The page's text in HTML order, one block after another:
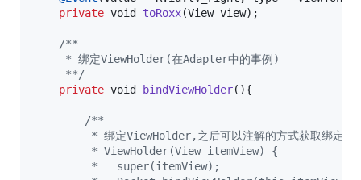
private void toRoxx(View view);
/**
     * 绑定ViewHolder(在Adapter中的事例)
     **/
private void bindViewHolder(){
/**
* 绑定ViewHolder,之后可以注解的方式获取绑定
         * ViewHolder(View itemView) {
         *   super(itemView);